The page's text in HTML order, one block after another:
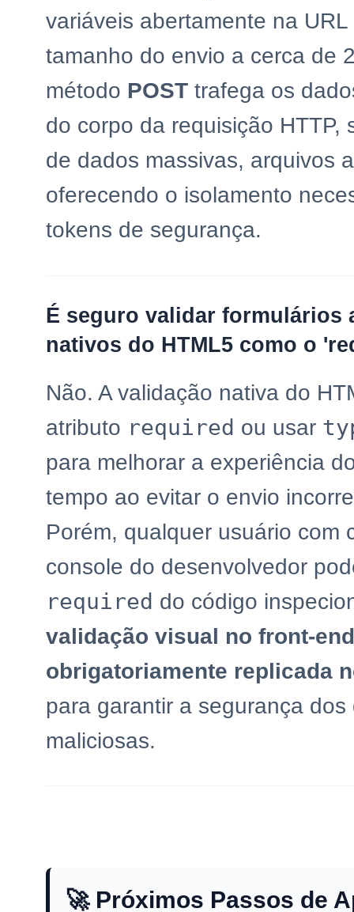
variáveis abertamente na
tamanho do envio a cerca de
método POST trafega os
do corpo da requisição HTTP,
de dados massivas, arquivos
oferecendo o isolamento
tokens de segurança.
É seguro validar formulários
nativos do HTML5 como o
Não. A validação nativa do
atributo required ou usar
para melhorar a experiência
tempo ao evitar o envio
Porém, qualquer usuário com
console do desenvolvedor
required do código
validação visual no front-
obrigatoriamente replicada
para garantir a segurança
maliciosas.
🚀 Próximos Passos de